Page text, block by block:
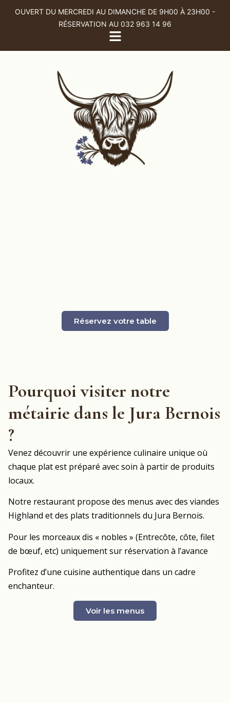
OUVERT DU MERCREDI AU DIMANCHE DE 9H00 À 23H00 -
RÉSERVATION AU 032 963 14 96
Réservez votre table
Pourquoi visiter notre
métairie dans le Jura Bernois
?
Venez découvrir une expérience culinaire unique où
chaque plat est préparé avec soin à partir de produits
locaux.
Notre restaurant propose des menus avec des viandes
Highland et des plats traditionnels du Jura Bernois.
Pour les morceaux dis « nobles » (Entrecôte, côte, filet
de bœuf, etc) uniquement sur réservation à l’avance
Profitez d’une cuisine authentique dans un cadre
enchanteur.
Voir les menus